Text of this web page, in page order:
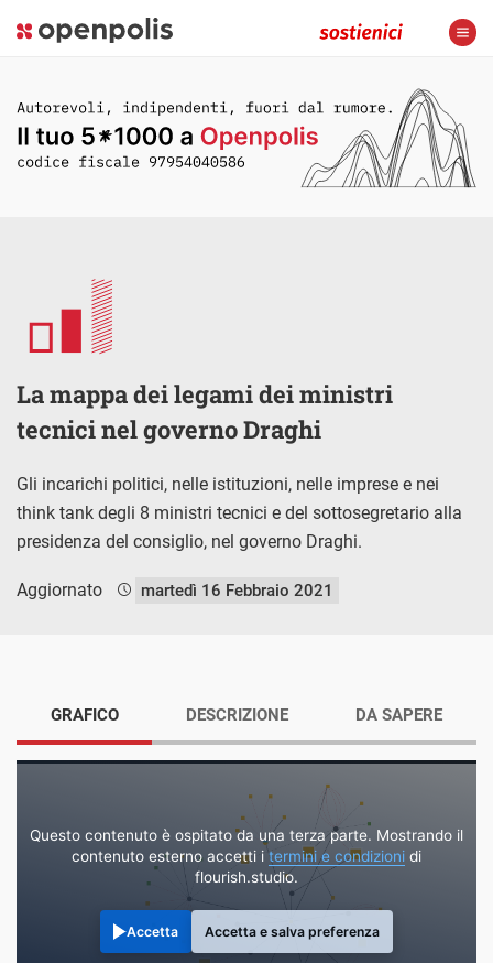
La mappa dei legami dei ministri
tecnici nel governo Draghi
Gli incarichi politici, nelle istituzioni, nelle imprese e nei
think tank degli 8 ministri tecnici e del sottosegretario alla
presidenza del consiglio, nel governo Draghi.
Aggiornato martedì 16 Febbraio 2021
GRAFICO
Questo contenuto è ospitato da una terza parte. Mostrando il
contenuto esterno accetti i termini e condizioni di
flourish.studio.
Accetta Accetta e salva preferenza
DESCRIZIONE DA SAPERE